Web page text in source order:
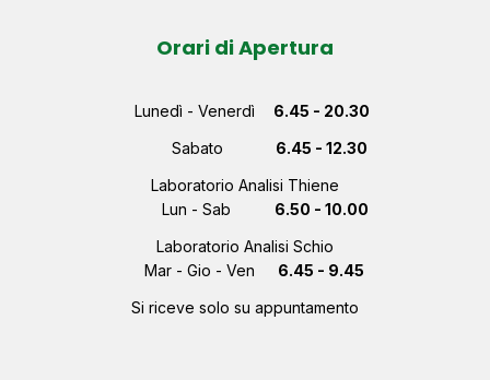
Orari di Apertura
Lunedì - Venerdì
6.45 - 20.30
Sabato
6.45 - 12.30
Laboratorio Analisi Thiene
Lun - Sab
6.50 - 10.00
Laboratorio Analisi Schio
Mar - Gio - Ven
6.45 - 9.45
Si riceve solo su appuntamento